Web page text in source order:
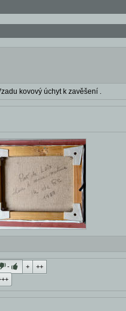
kovový úchyt k zavěšení .
- +
++